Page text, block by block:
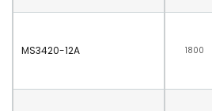
MS3420-12A 1800